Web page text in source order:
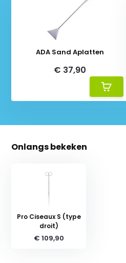
ADA Sand Aplatten
€ 37,90
Onlangs bekeken
Pro Ciseaux S (type
droit)
€ 109,90